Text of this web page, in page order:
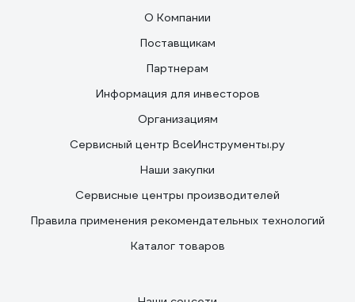
О Компании
Поставщикам
Партнерам
Информация для инвесторов
Организациям
Сервисный центр ВсеИнструменты.ру
Наши закупки
Сервисные центры производителей
Правила применения рекомендательных технологий
Каталог товаров